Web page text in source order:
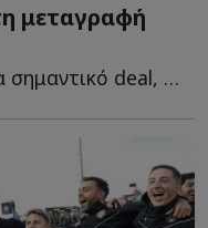
μεταγραφή
Ο «Γηραιός» ολοκλήρωσε ένα σημαντικό deal, αποκτώντας τ...